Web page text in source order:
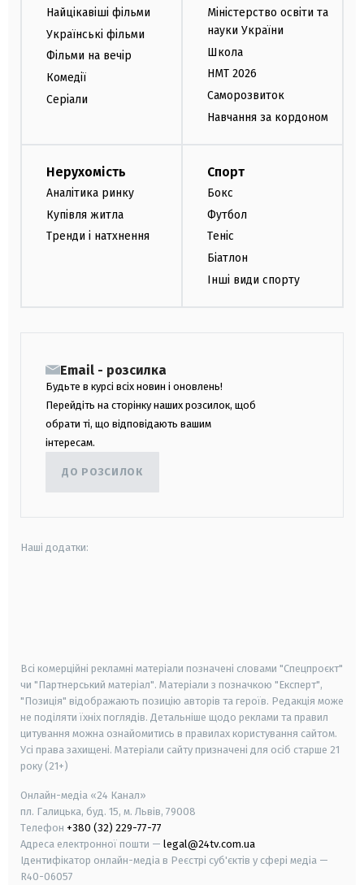
Найцікавіші фільми
Українські фільми
Фільми на вечір
Комедії
Серіали
Міністерство освіти та
науки України
Школа
НМТ 2026
Саморозвиток
Навчання за кордоном
Нерухомість
Аналітика ринку
Купівля житла
Тренди і натхнення
Спорт
Бокс
Футбол
Теніс
Біатлон
Інші види спорту
Email - розсилка
Будьте в курсі всіх новин і оновлень!
Перейдіть на сторінку наших розсилок, щоб
обрати ті, що відповідають вашим
інтересам.
ДО РОЗСИЛОК
Наші додатки:
Всі комерційні рекламні матеріали позначені словами "Спецпроєкт"
чи "Партнерський матеріал". Матеріали з позначкою "Експерт",
"Позиція" відображають позицію авторів та героїв. Редакція може
не поділяти їхніх поглядів. Детальніше щодо реклами та правил
цитування можна ознайомитись в правилах користування сайтом.
Усі права захищені. Матеріали сайту призначені для осіб старше 21
року (21+)
Онлайн-медіа «24 Канал»
пл. Галицька, буд. 15, м. Львів, 79008
Телефон +380 (32) 229-77-77
Адреса електронної пошти — legal@24tv.com.ua
Ідентифікатор онлайн-медіа в Реєстрі суб'єктів у сфері медіа —
R40-06057